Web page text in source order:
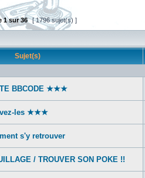
1sur36 [ 1796 sujet(s) ]
Sujet(s)
BBCODE ★★★
les ★★★
s'y retrouver‎
/ TROUVER SON POKE !!